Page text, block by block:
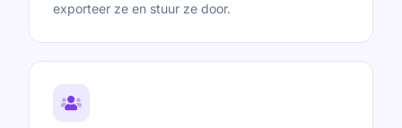
exporteer ze en stuur ze door.